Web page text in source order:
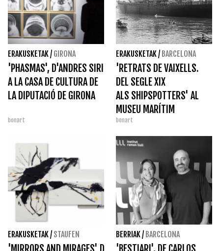
ERAKUSKETAK/ GIRONA
'PHASMAS', D'ANDRES SIRI
A LA CASA DE CULTURA DE
LA DIPUTACIÓ DE GIRONA
bonart
ERAKUSKETAK/ BARCELONA
'RETRATS DE VAIXELLS.
DEL SEGLE XIX
ALS SHIPSPOTTERS' AL
MUSEU MARÍTIM
bonart
ERAKUSKETAK/ STAUFEN BERRIAK/ BARCELONA